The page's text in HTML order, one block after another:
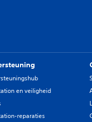
en veiligheid
reparaties